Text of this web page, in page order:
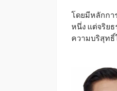
โดยมีหลักกา
หนึ่ง แต่จริย
ความบริสุทธิ์